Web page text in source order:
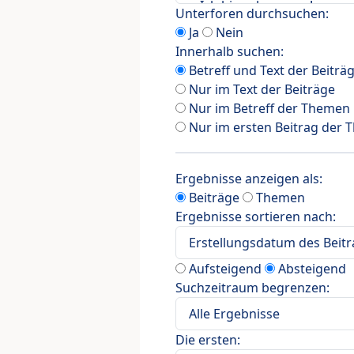
Unterforen durchsuchen:
Ja
Nein
Innerhalb suchen:
Betreff und Text der
Nur im Text der Beiträge
Nur im Betreff der Themen
Nur im ersten Beitrag der
Ergebnisse anzeigen als:
Beiträge
Themen
Ergebnisse sortieren nach:
Aufsteigend
Absteigend
Suchzeitraum begrenzen:
Die ersten: